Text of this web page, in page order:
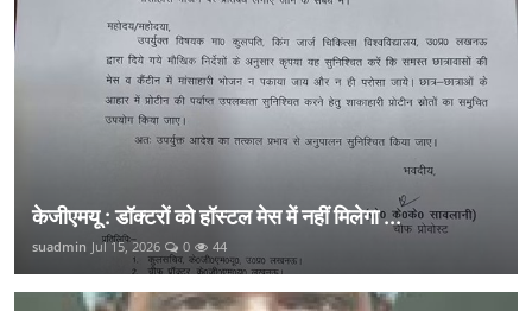
केजीएमयू : डॉक्टरों को हॉस्टल मेस में नहीं मिलेगा ...
suadmin Jul 15, 2026 0 44